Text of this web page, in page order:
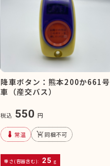
降車ボタン：熊本200か661号
車（産交バス）
税込 550 円
device_thermostat 常温 remove_shopping_cart同梱不可
重さ(容器含む): 25 g